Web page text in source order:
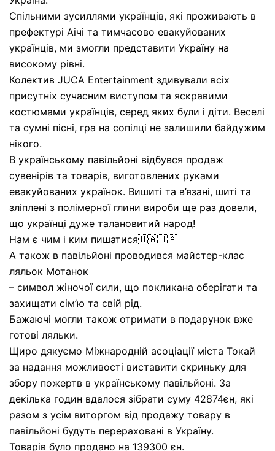
Спільними зусиллями українців, які проживають в
префектурі Аічі та тимчасово евакуйованих
українців, ми змогли представити Україну на
високому рівні.
Колектив JUCA Entertainment здивували всіх
присутніх сучасним виступом та яскравими
костюмами українців, серед яких були і діти. Веселі
та сумні пісні, гра на сопілці не залишили байдужим
нікого.
В українському павільйоні відбувся продаж
сувенірів та товарів, виготовлених руками
евакуйованих українок. Вишиті та в’язані, шиті та
зліплені з полімерної глини вироби ще раз довели,
що українці дуже талановитий народ!
Нам є чим і ким пишатися🇺🇦🇺🇦
А також в павільйоні проводився майстер-клас
ляльок Мотанок
– символ жіночої сили, що покликана оберігати та
захищати сім’ю та свій рід.
Бажаючі могли також отримати в подарунок вже
готові ляльки.
Щиро дякуємо Міжнародній асоціації міста Токай
за надання можливості виставити скриньку для
збору пожертв в українському павільйоні. За
декілька годин вдалося зібрати суму 42874єн, які
разом з усім виторгом від продажу товару в
павільйоні будуть перераховані в Україну.
Товарів було продано на 139300 єн.